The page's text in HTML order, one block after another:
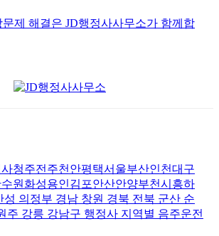
문제 해결은 JD행정사사무소가 함께합
청주전주천안평택서울부산인천대구
원화성용인김포안산안양부천시흥하
성 의정부 경남 창원 경북 전북 군산 순
주 강릉 강남구 행정사 지역별 음주운전